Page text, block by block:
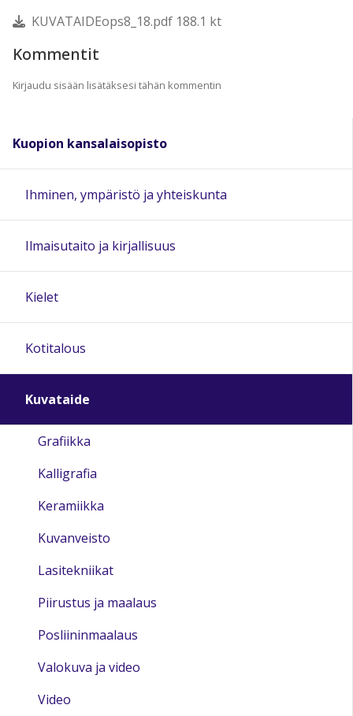
KUVATAIDEops8_18.pdf 188.1 kt
Kommentit
Kirjaudu sisään lisätäksesi tähän kommentin
Kuopion kansalaisopisto
Ihminen, ympäristö ja yhteiskunta
Ilmaisutaito ja kirjallisuus
Kielet
Kotitalous
Kuvataide
Grafiikka
Kalligrafia
Keramiikka
Kuvanveisto
Lasitekniikat
Piirustus ja maalaus
Posliininmaalaus
Valokuva ja video
Video